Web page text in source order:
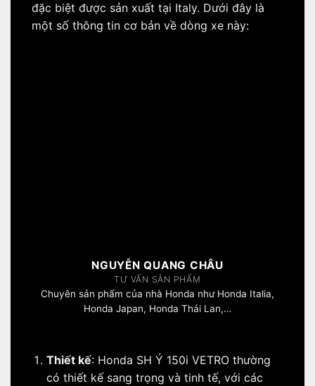
đặc biệt được sản xuất tại Italy. Dưới đây là
một số thông tin cơ bản về dòng xe này:
NGUYỄN QUANG CHÂU
TƯ VẤN SẢN PHẨM
Chuyên sản phẩm của nhà Honda như Honda Italia,
Honda Japan, Honda Thái Lan,…
Thiết kế: Honda SH Ý 150i VETRO thường
có thiết kế sang trọng và tinh tế, với các